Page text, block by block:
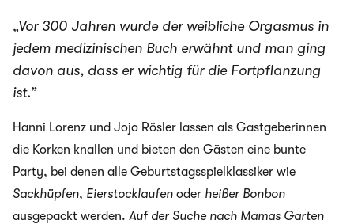
„Vor 300 Jahren wurde der weibliche Orgasmus in
jedem medizinischen Buch erwähnt und man ging
davon aus, dass er wichtig für die Fortpflanzung
ist.”
Hanni Lorenz und Jojo Rösler lassen als Gastgeberinnen
die Korken knallen und bieten den Gästen eine bunte
Party, bei denen alle Geburtstagsspielklassiker wie
Sackhüpfen, Eierstocklaufen oder heißer Bonbon
ausgepackt werden. Auf der Suche nach Mamas Garten